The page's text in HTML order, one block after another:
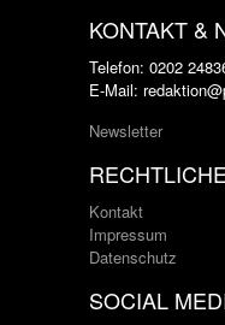
KONTAKT &
Telefon: 0202
E-Mail:
Newsletter
Kontakt
Impressum
Datenschutz
SOCIAL